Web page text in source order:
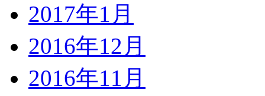
2017年1月
2016年12月
2016年11月